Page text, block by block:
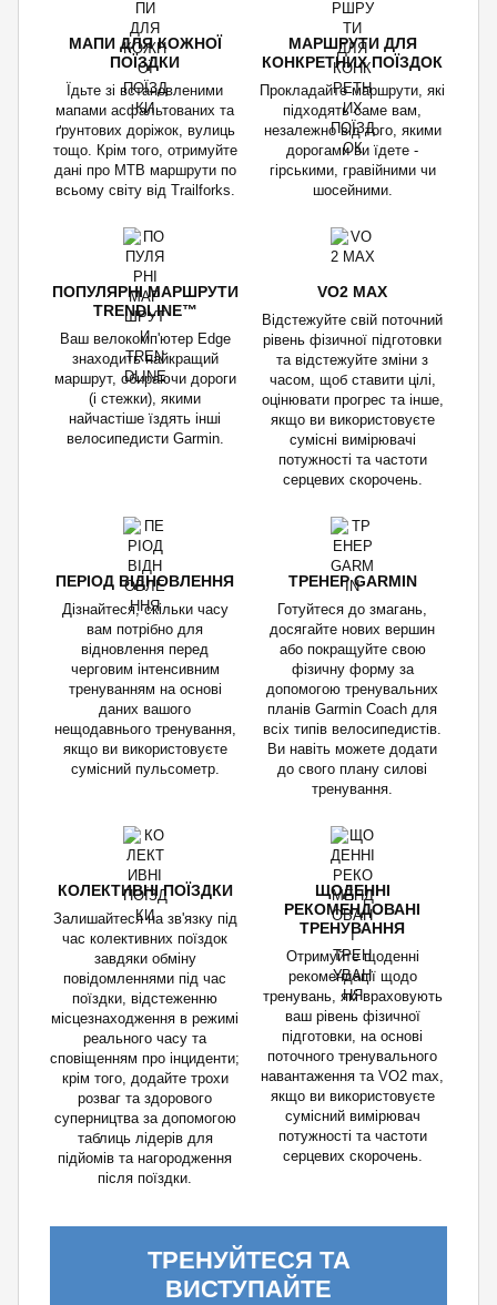
МАПИ ДЛЯ КОЖНОЇ
ПОЇЗДКИ
Їдьте зі встановленими
мапами асфальтованих та
ґрунтових доріжок, вулиць
тощо. Крім того, отримуйте
дані про MTB маршрути по
всьому світу від Trailforks.
МАРШРУТИ ДЛЯ
КОНКРЕТНИХ ПОЇЗДОК
Прокладайте маршрути, які
підходять саме вам,
незалежно від того, якими
дорогами ви їдете -
гірськими, гравійними чи
шосейними.
ПОПУЛЯРНІ МАРШРУТИ
TRENDLINE™
Ваш велокомп'ютер Edge
знаходить найкращий
маршрут, обираючи дороги
(і стежки), якими
найчастіше їздять інші
велосипедисти Garmin.
VO2 MAX
Відстежуйте свій поточний
рівень фізичної підготовки
та відстежуйте зміни з
часом, щоб ставити цілі,
оцінювати прогрес та інше,
якщо ви використовуєте
сумісні вимірювачі
потужності та частоти
серцевих скорочень.
ПЕРІОД ВІДНОВЛЕННЯ
Дізнайтеся, скільки часу
вам потрібно для
відновлення перед
черговим інтенсивним
тренуванням на основі
даних вашого
нещодавнього тренування,
якщо ви використовуєте
сумісний пульсометр.
ТРЕНЕР GARMIN
Готуйтеся до змагань,
досягайте нових вершин
або покращуйте свою
фізичну форму за
допомогою тренувальних
планів Garmin Coach для
всіх типів велосипедистів.
Ви навіть можете додати
до свого плану силові
тренування.
КОЛЕКТИВНІ ПОЇЗДКИ
Залишайтеся на зв'язку під
час колективних поїздок
завдяки обміну
повідомленнями під час
поїздки, відстеженню
місцезнаходження в режимі
реального часу та
сповіщенням про інциденти;
крім того, додайте трохи
розваг та здорового
суперництва за допомогою
таблиць лідерів для
підйомів та нагородження
після поїздки.
ЩОДЕННІ
РЕКОМЕНДОВАНІ
ТРЕНУВАННЯ
Отримуйте щоденні
рекомендації щодо
тренувань, які враховують
ваш рівень фізичної
підготовки, на основі
поточного тренувального
навантаження та VO2 max,
якщо ви використовуєте
сумісний вимірювач
потужності та частоти
серцевих скорочень.
ТРЕНУЙТЕСЯ ТА
ВИСТУПАЙТЕ